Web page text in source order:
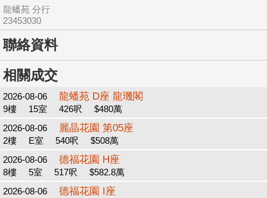
龍蟠苑 分行
23453030
聯絡資料
相關成交
2026-08-06 龍蟠苑 D座 龍璣閣
9樓 15室 426呎
$480萬
2026-08-06
麗晶花園 第05座
2樓 E室 540呎
$508萬
2026-08-06
德福花園 H座
8樓 5室 517呎
$582.8萬
2026-08-06
德福花園 I座